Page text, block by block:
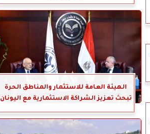
الهيئة العامة للاستثمار والمناطق الحرة
تبحث تعزيز الشراكة الاستثمارية مع اليونان